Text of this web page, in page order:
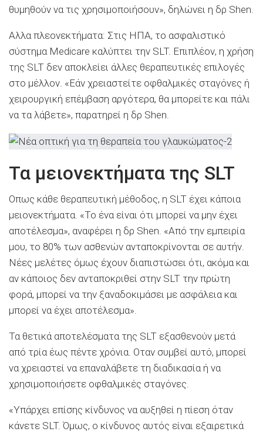
θυμηθούν να τις χρησιμοποιήσουν», δηλώνει η δρ Shen.
Αλλα πλεονεκτήματα: Στις ΗΠΑ, το ασφαλιστικό
σύστημα Medicare καλύπτει την SLT. Επιπλέον, η χρήση
της SLT δεν αποκλείει άλλες θεραπευτικές επιλογές
στο μέλλον. «Εάν χρειαστείτε οφθαλμικές σταγόνες ή
χειρουργική επέμβαση αργότερα, θα μπορείτε και πάλι
να τα λάβετε», παρατηρεί η δρ Shen.
Τα μειονεκτήματα της SLT
Οπως κάθε θεραπευτική μέθοδος, η SLT έχει κάποια
μειονεκτήματα. «Το ένα είναι ότι μπορεί να μην έχει
αποτέλεσμα», αναφέρει η δρ Shen. «Από την εμπειρία
μου, το 80% των ασθενών ανταποκρίνονται σε αυτήν.
Νέες μελέτες όμως έχουν διαπιστώσει ότι, ακόμα και
αν κάποιος δεν ανταποκριθεί στην SLT την πρώτη
φορά, μπορεί να την ξαναδοκιμάσει με ασφάλεια και
μπορεί να έχει αποτέλεσμα».
Τα θετικά αποτελέσματα της SLT εξασθενούν μετά
από τρία έως πέντε χρόνια. Οταν συμβεί αυτό, μπορεί
να χρειαστεί να επαναλάβετε τη διαδικασία ή να
χρησιμοποιήσετε οφθαλμικές σταγόνες.
«Υπάρχει επίσης κίνδυνος να αυξηθεί η πίεση όταν
κάνετε SLT. Όμως, ο κίνδυνος αυτός είναι εξαιρετικά